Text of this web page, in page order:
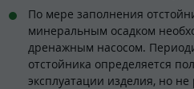
По мере заполнения
минеральным осадком
дренажным насосом.
отстойника определяется
эксплуатации изделия, но не